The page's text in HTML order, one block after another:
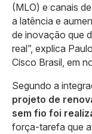
(MLO) e canais
a latência e
de inovação que
real”, explica
Cisco Brasil, em
Segundo a
projeto de
sem fio foi
força-tarefa que